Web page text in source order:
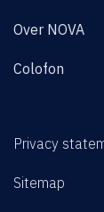
Over NOVA
Colofon
Privacy
Sitemap